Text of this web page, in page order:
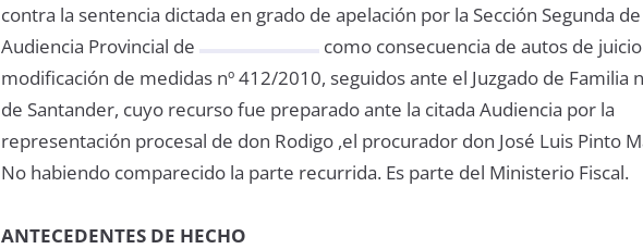
contra la sentencia dictada en grado de apelación por la Sección Segunda
Audiencia Provincial de
como consecuencia de autos de
modificación de medidas nº 412/2010, seguidos ante el Juzgado de Familia
de Santander, cuyo recurso fue preparado ante la citada Audiencia por la
representación procesal de don Rodigo ,el procurador don José Luis Pinto
No habiendo comparecido la parte recurrida. Es parte del Ministerio Fiscal.
ANTECEDENTES DE HECHO